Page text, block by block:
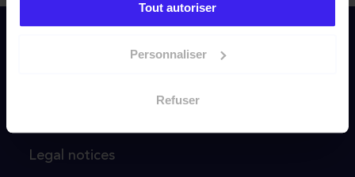
Tout autoriser
Personnaliser
Refuser
DIRECT ACCESS
Accreditations & Labels
Legal notices